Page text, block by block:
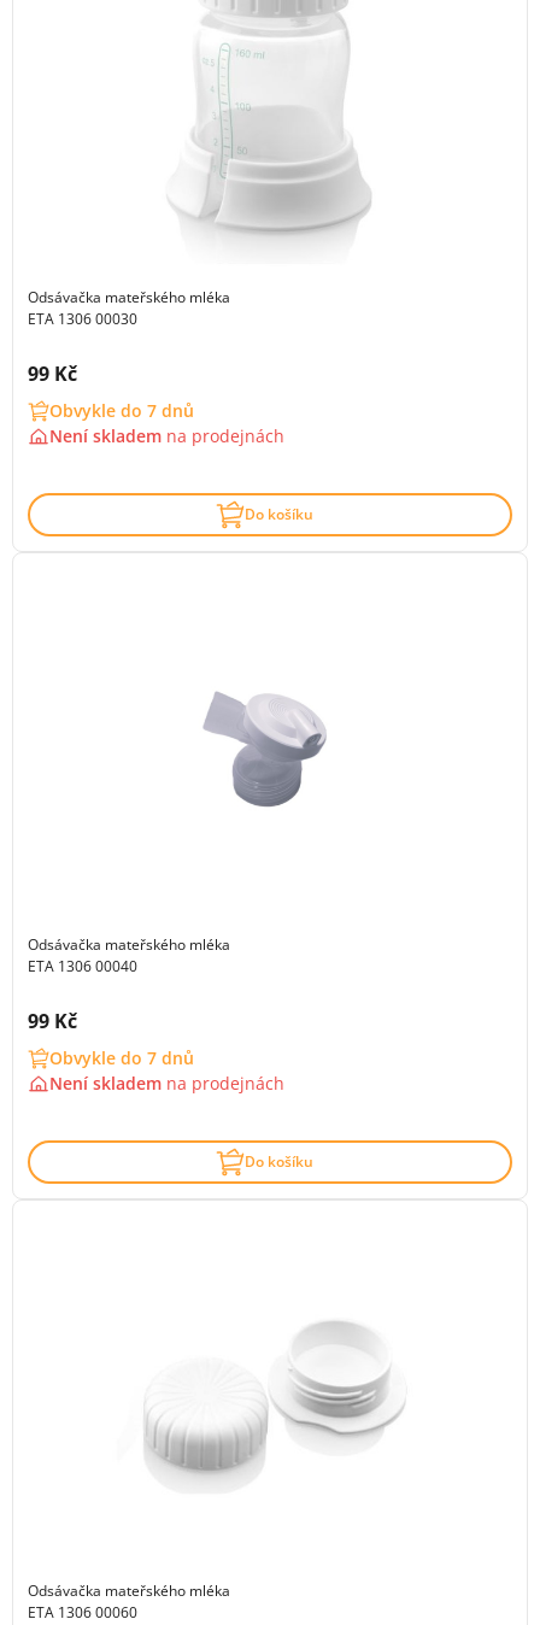
Odsávačka mateřského mléka
ETA 1306 00030
Cena s DPH:
99 Kč
Obvykle do 7 dnů
Není skladem na prodejnách
Do košíku
Odsávačka mateřského mléka
ETA 1306 00040
Cena s DPH:
99 Kč
Obvykle do 7 dnů
Není skladem na prodejnách
Do košíku
Odsávačka mateřského mléka
ETA 1306 00060